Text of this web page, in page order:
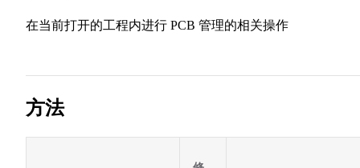
在当前打开的工程内进行 PCB 管理的相关操作
方法